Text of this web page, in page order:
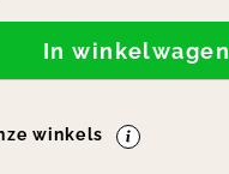
In winkelwagen
winkels